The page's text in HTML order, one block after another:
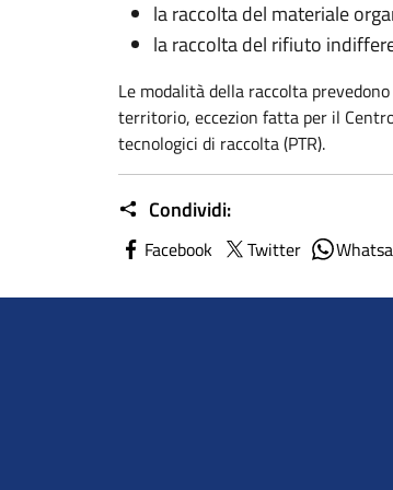
la raccolta del materiale
la raccolta del rifiuto
Le modalità della raccolta
territorio, eccezion fatta per il
tecnologici di raccolta (PTR).
Condividi:
Facebook Twitter